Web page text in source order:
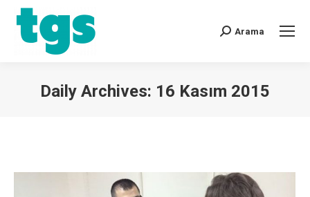
Arama
Daily Archives: 16 Kasım 2015